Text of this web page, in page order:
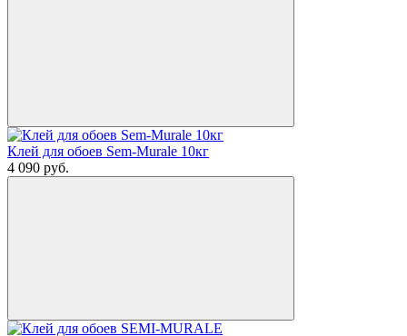
Клей для обоев Sem-Murale 10кг
4 090 руб.